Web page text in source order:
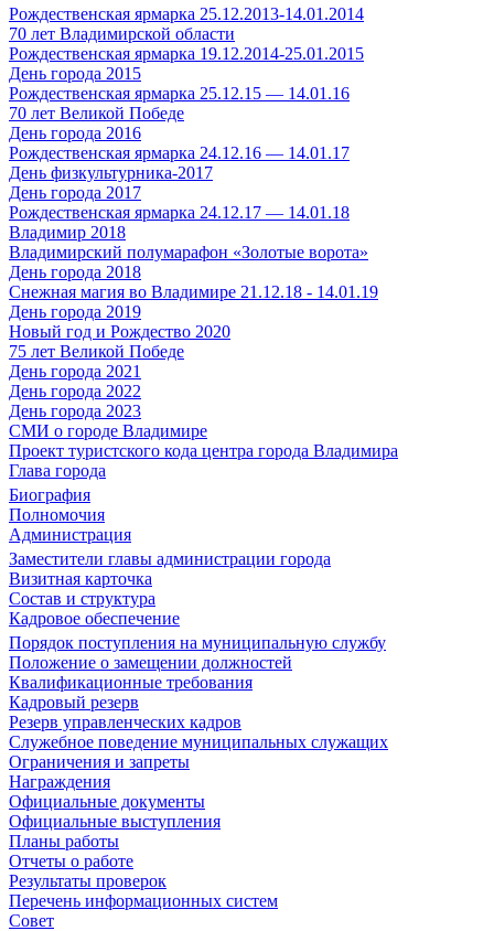
Рождественская ярмарка 25.12.2013-14.01.2014
70 лет Владимирской области
Рождественская ярмарка 19.12.2014-25.01.2015
День города 2015
Рождественская ярмарка 25.12.15 — 14.01.16
70 лет Великой Победе
День города 2016
Рождественская ярмарка 24.12.16 — 14.01.17
День физкультурника-2017
День города 2017
Рождественская ярмарка 24.12.17 — 14.01.18
Владимир 2018
Владимирский полумарафон «Золотые ворота»
День города 2018
Снежная магия во Владимире 21.12.18 - 14.01.19
День города 2019
Новый год и Рождество 2020
75 лет Великой Победе
День города 2021
День города 2022
День города 2023
СМИ о городе Владимире
Проект туристского кода центра города Владимира
Глава города
Биография
Полномочия
Администрация
Заместители главы администрации города
Визитная карточка
Состав и структура
Кадровое обеспечение
Порядок поступления на муниципальную службу
Положение о замещении должностей
Квалификационные требования
Кадровый резерв
Резерв управленческих кадров
Служебное поведение муниципальных служащих
Ограничения и запреты
Награждения
Официальные документы
Официальные выступления
Планы работы
Отчеты о работе
Результаты проверок
Перечень информационных систем
Совет